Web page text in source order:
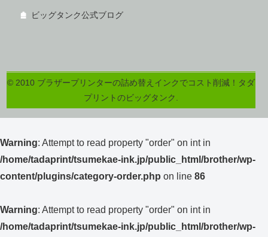
ビッグタンク公式ブログ
© 2010 ブラザープリンターの詰め替えインクでコスト削減！タダ
プリントのビッグタンク.
Warning: Attempt to read property "order" on int in
/home/tadaprint/tsumekae-ink.jp/public_html/brother/wp-
content/plugins/category-order.php on line 86
Warning: Attempt to read property "order" on int in
/home/tadaprint/tsumekae-ink.jp/public_html/brother/wp-